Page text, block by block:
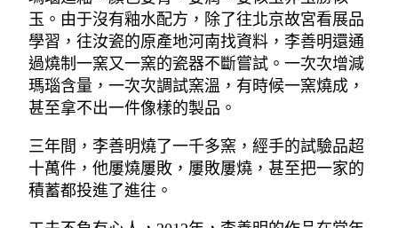
玉。由于沒有釉水配方，除了往北京故宮看展品
學習，往汝瓷的原產地河南找資料，李善明還通
過燒制一窯又一窯的瓷器不斷嘗試。一次次增減
瑪瑙含量，一次次調試窯溫，有時候一窯燒成，
甚至拿不出一件像樣的製品。
三年間，李善明燒了一千多窯，經手的試驗品超
十萬件，他屢燒屢敗，屢敗屢燒，甚至把一家的
積蓄都投進了進往。